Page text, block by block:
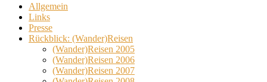
Allgemein
Links
Presse
Rückblick: (Wander)Reisen
(Wander)Reisen 2005
(Wander)Reisen 2006
(Wander)Reisen 2007